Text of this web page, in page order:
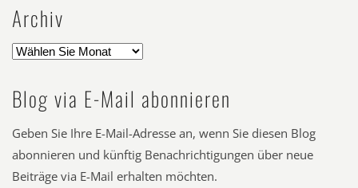
Archiv
Blog via E-Mail abonnieren
Geben Sie Ihre E-Mail-Adresse an, wenn Sie diesen Blog
abonnieren und künftig Benachrichtigungen über neue
Beiträge via E-Mail erhalten möchten.